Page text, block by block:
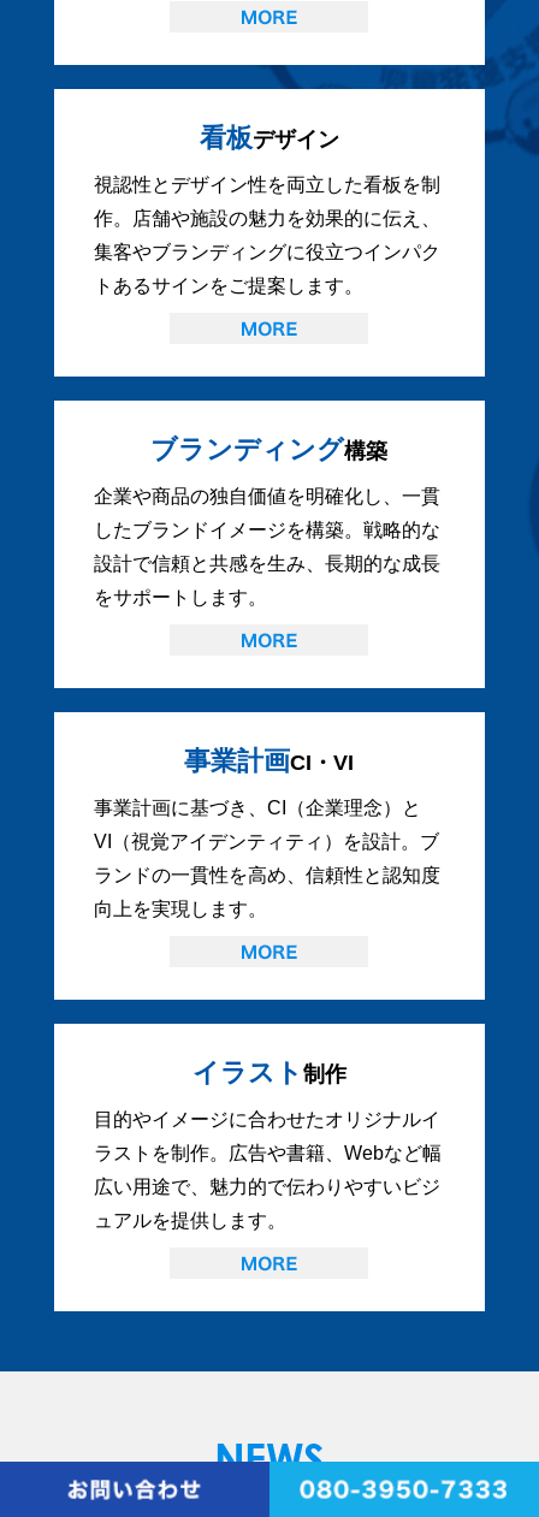
看板デザイン
視認性とデザイン性を両立した看板を制
作。店舗や施設の魅力を効果的に伝え、
集客やブランディングに役立つインパク
トあるサインをご提案します。
ブランディング構築
企業や商品の独自価値を明確化し、一貫
したブランドイメージを構築。戦略的な
設計で信頼と共感を生み、長期的な成長
をサポートします。
事業計画CI・VI
事業計画に基づき、CI（企業理念）と
VI（視覚アイデンティティ）を設計。ブ
ランドの一貫性を高め、信頼性と認知度
向上を実現します。
イラスト 制作
目的やイメージに合わせたオリジナルイ
ラストを制作。広告や書籍、Webなど幅
広い用途で、魅力的で伝わりやすいビジ
ュアルを提供します。